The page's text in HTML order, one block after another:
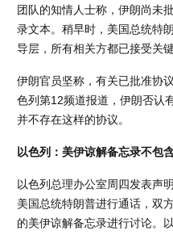
团队的知情人士称，伊朗尚未
录文本。稍早时，美国总统特
导层，所有相关方都已接受关键
伊朗官员坚称，有关已批准协
色列第12频道报道，伊朗否认
并不存在这样的协议。
以色列：美伊谅解备忘录不包
以色列总理办公室周四发表声
美国总统特朗普进行通话，双
的美伊谅解备忘录进行讨论。